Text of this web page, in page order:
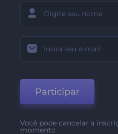
Participar
Você pode cancelar a
momento